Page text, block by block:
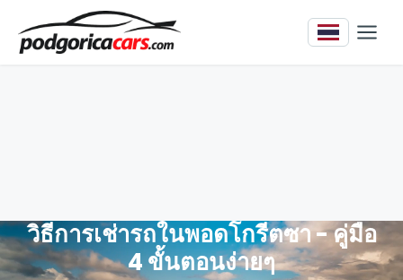
วิธีการเช่ารถในพอดโกรีตซา - คู่มือ
4 ขั้นตอนง่ายๆ